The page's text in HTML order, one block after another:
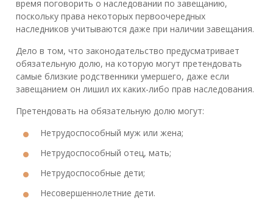
время поговорить о наследовании по завещанию,
поскольку права некоторых первоочередных
наследников учитываются даже при наличии завещания.
Дело в том, что законодательство предусматривает
обязательную долю, на которую могут претендовать
самые близкие родственники умершего, даже если
завещанием он лишил их каких-либо прав наследования.
Претендовать на обязательную долю могут:
Нетрудоспособный муж или жена;
Нетрудоспособный отец, мать;
Нетрудоспособные дети;
Несовершеннолетние дети.